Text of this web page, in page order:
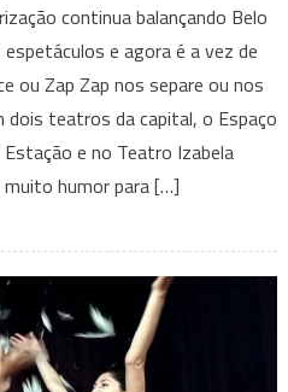
que
o
Face
ou
Zap
Zap
mate
continua balançando Belo
e agora é a vez de
ou Zap Zap nos separe ou nos
dois teatros da capital, o Espaço
e no Teatro Izabela
muito humor para […]